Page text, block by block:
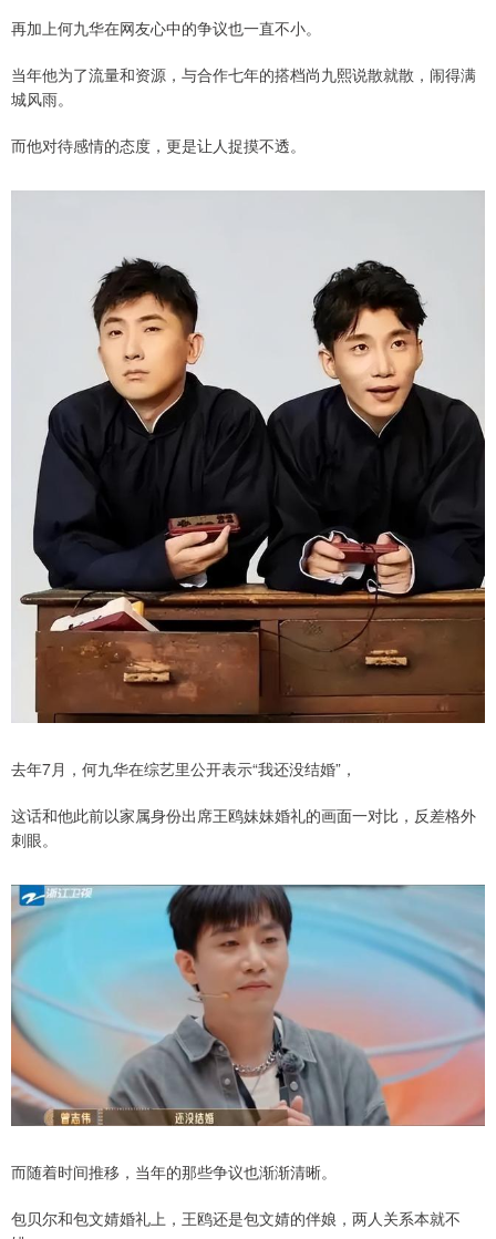
再加上何九华在网友心中的争议也一直不小。
当年他为了流量和资源，与合作七年的搭档尚九熙说散就散，闹得满
城风雨。
而他对待感情的态度，更是让人捉摸不透。
去年7月，何九华在综艺里公开表示“我还没结婚”，
这话和他此前以家属身份出席王鸥妹妹婚礼的画面一对比，反差格外
刺眼。
而随着时间推移，当年的那些争议也渐渐清晰。
包贝尔和包文婧婚礼上，王鸥还是包文婧的伴娘，两人关系本就不